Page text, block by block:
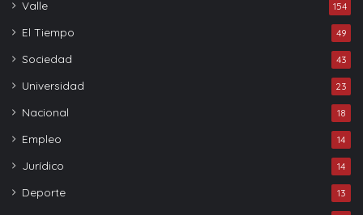
Valle 154
El Tiempo 49
Sociedad 43
Universidad 23
Nacional 18
Empleo 14
Jurídico 14
Deporte 13